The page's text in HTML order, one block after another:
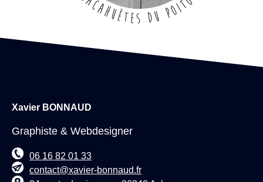
Xavier BONNAUD
Graphiste & Webdesigner
06 16 82 01 33
contact@xavier-bonnaud.fr